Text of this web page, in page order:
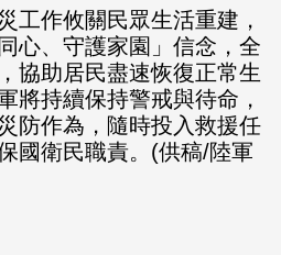
工作攸關民眾生活重建，
心、守護家園」信念，全
協助居民盡速恢復正常生
將持續保持警戒與待命，
防作為，隨時投入救援任
國衛民職責。(供稿/陸軍